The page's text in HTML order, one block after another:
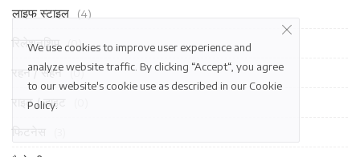
लाइफ स्टाइल (4)
रिलेशनशिप (0)
रहन / सहन (0)
राइट / डाइट
We use cookies to improve user experience and
analyze website traffic. By clicking “Accept“, you agree
to our website's cookie use as described in our Cookie
Policy